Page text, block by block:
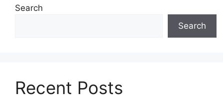
Search
Search
Recent Posts